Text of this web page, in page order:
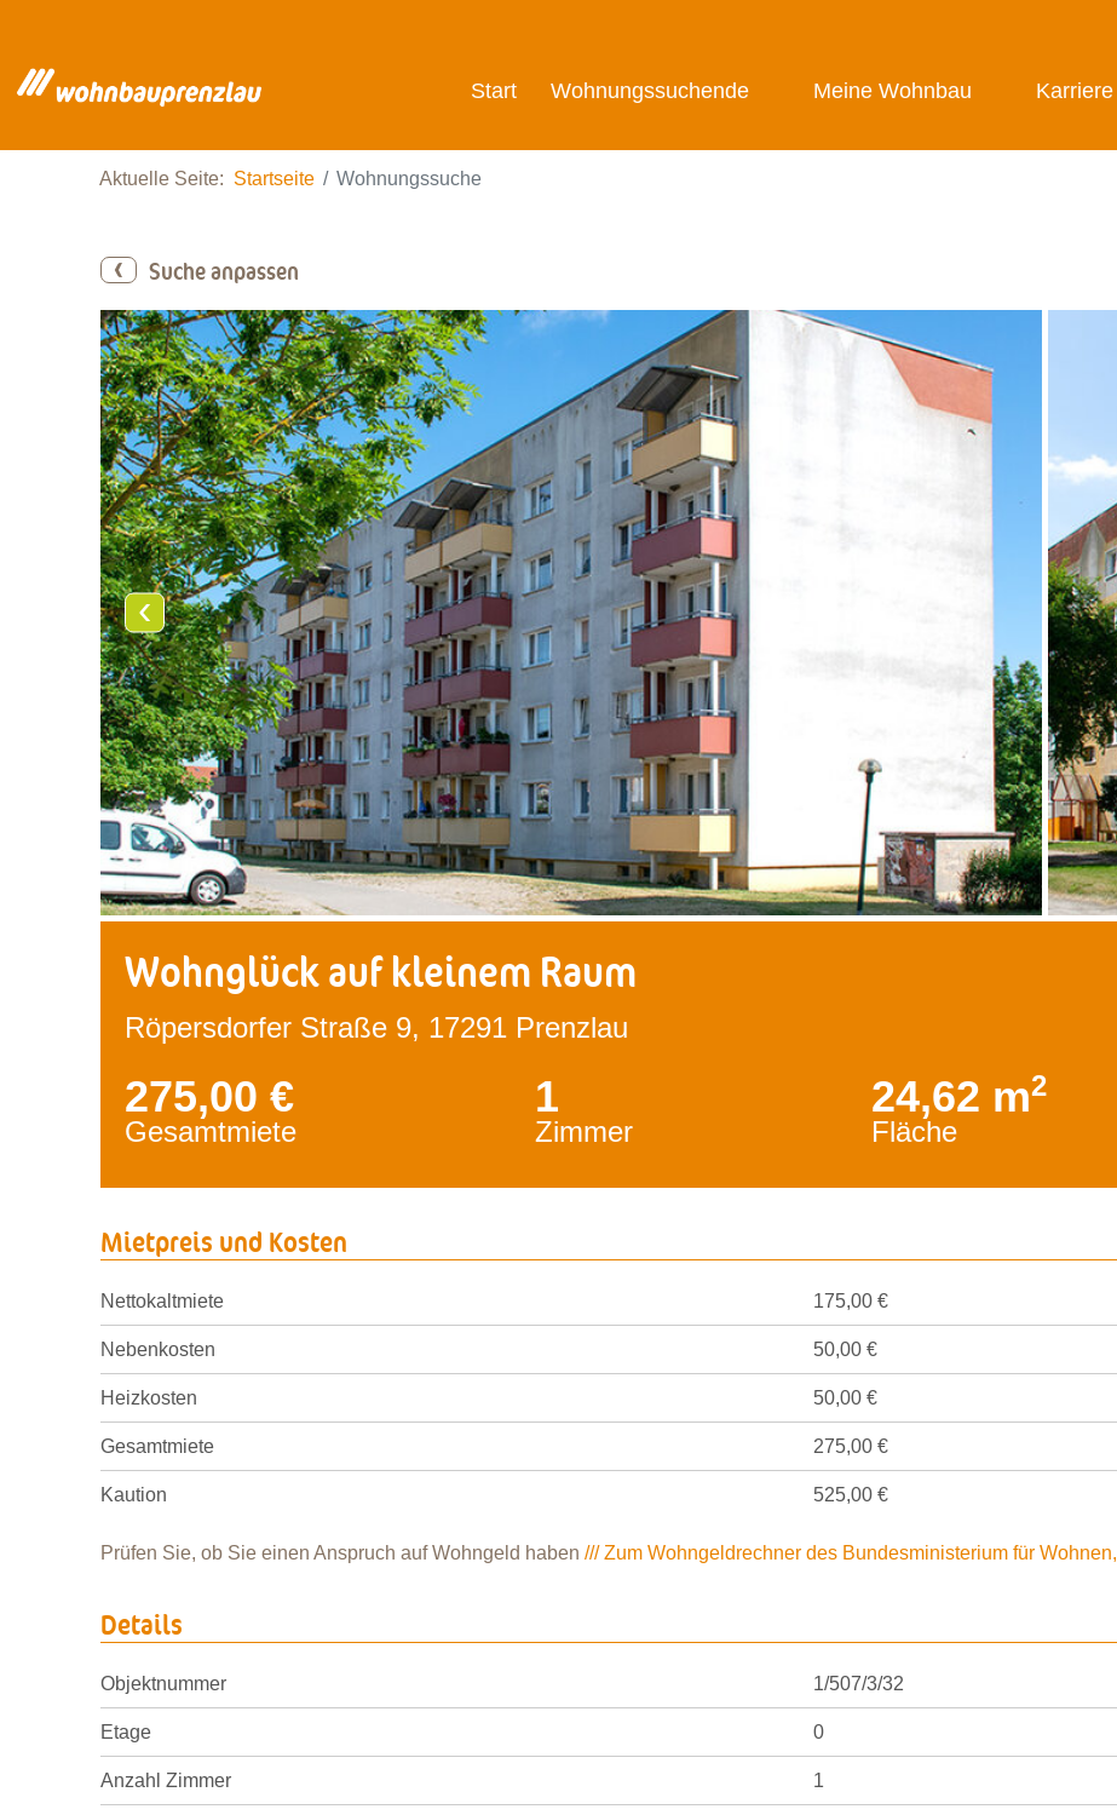
Start Wohnungssuchende Meine Wohnbau Karriere
Aktuelle Seite: Startseite Wohnungssuche
Suche anpassen
‹
Wohnglück auf kleinem Raum
Röpersdorfer Straße 9, 17291 Prenzlau
275,00 €
Gesamtmiete
1
Zimmer
24,62 m2
Fläche
Mietpreis und Kosten
Nettokaltmiete 175,00 €
Nebenkosten 50,00 €
Heizkosten 50,00 €
Gesamtmiete 275,00 €
Kaution 525,00 €
Prüfen Sie, ob Sie einen Anspruch auf Wohngeld haben /// Zum Wohngeldrechner des Bundesministerium für
Details
Objektnummer 1/507/3/32
Etage 0
Anzahl Zimmer 1